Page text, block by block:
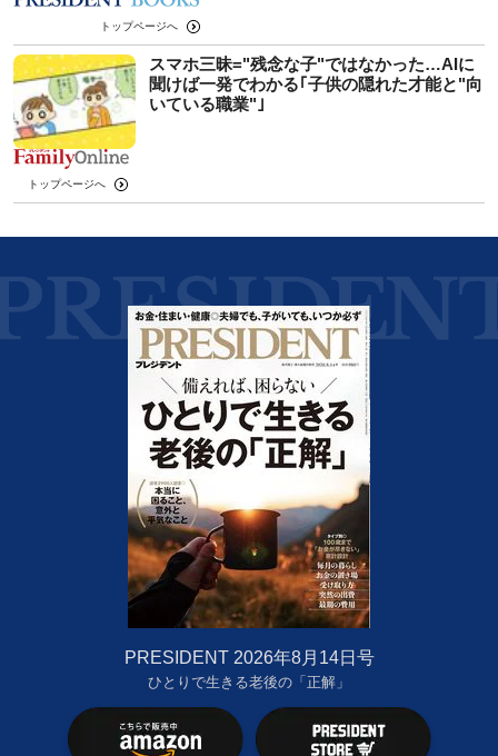
トップページへ
スマホ三昧="残念な子"ではなかった…AIに
聞けば一発でわかる｢子供の隠れた才能と"向
いている職業"｣
トップページへ
PRESIDENT 2026年8月14日号
ひとりで生きる老後の「正解」